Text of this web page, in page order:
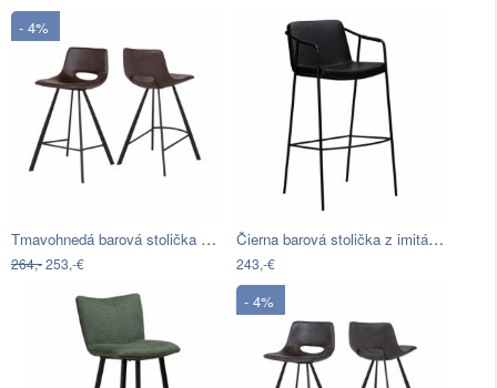
- 4%
Tmavohnedá barová stolička Canett…
264,-253,-€
Čierna barová stolička z imitácie kože…
243,-€
- 4%